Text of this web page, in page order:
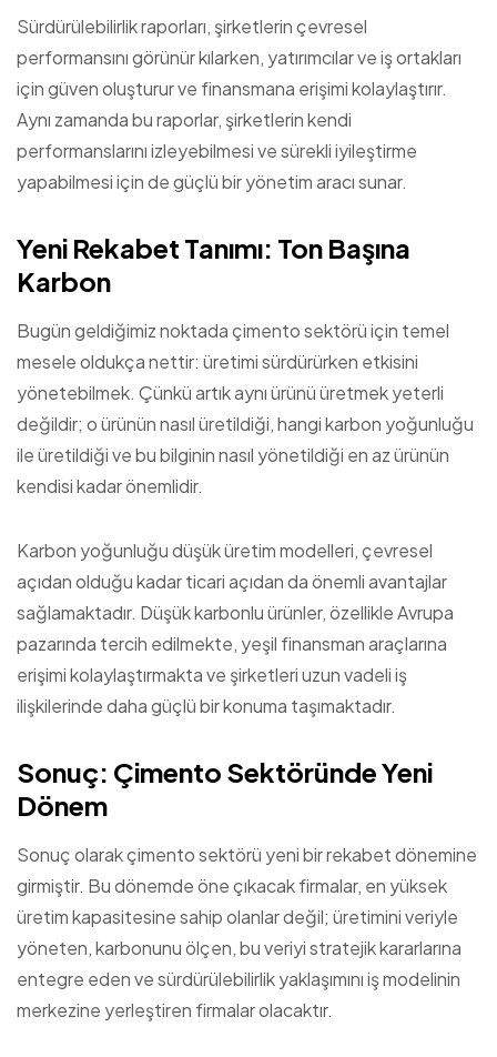
Sürdürülebilirlik raporları, şirketlerin çevresel
performansını görünür kılarken, yatırımcılar ve iş ortakları
için güven oluşturur ve finansmana erişimi kolaylaştırır.
Aynı zamanda bu raporlar, şirketlerin kendi
performanslarını izleyebilmesi ve sürekli iyileştirme
yapabilmesi için de güçlü bir yönetim aracı sunar.
Yeni Rekabet Tanımı: Ton Başına
Karbon
Bugün geldiğimiz noktada çimento sektörü için temel
mesele oldukça nettir: üretimi sürdürürken etkisini
yönetebilmek. Çünkü artık aynı ürünü üretmek yeterli
değildir; o ürünün nasıl üretildiği, hangi karbon yoğunluğu
ile üretildiği ve bu bilginin nasıl yönetildiği en az ürünün
kendisi kadar önemlidir.
Karbon yoğunluğu düşük üretim modelleri, çevresel
açıdan olduğu kadar ticari açıdan da önemli avantajlar
sağlamaktadır. Düşük karbonlu ürünler, özellikle Avrupa
pazarında tercih edilmekte, yeşil finansman araçlarına
erişimi kolaylaştırmakta ve şirketleri uzun vadeli iş
ilişkilerinde daha güçlü bir konuma taşımaktadır.
Sonuç: Çimento Sektöründe Yeni
Dönem
Sonuç olarak çimento sektörü yeni bir rekabet dönemine
girmiştir. Bu dönemde öne çıkacak firmalar, en yüksek
üretim kapasitesine sahip olanlar değil; üretimini veriyle
yöneten, karbonunu ölçen, bu veriyi stratejik kararlarına
entegre eden ve sürdürülebilirlik yaklaşımını iş modelinin
merkezine yerleştiren firmalar olacaktır.